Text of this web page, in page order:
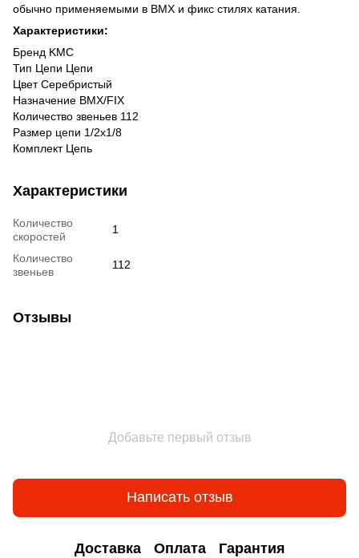
обычно применяемыми в BMX и фикс стилях катания.
Характеристики:
Бренд KMC
Тип Цепи Цепи
Цвет Серебристый
Назначение BMX/FIX
Количество звеньев 112
Размер цепи 1/2x1/8
Комплект Цепь
Характеристики
Количество
скоростей
1
Количество
звеньев
112
Отзывы
Добавьте первый отзыв
Написать отзыв
Доставка Оплата Гарантия